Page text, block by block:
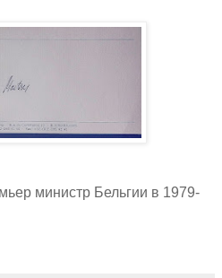
министр Бельгии в 1979-